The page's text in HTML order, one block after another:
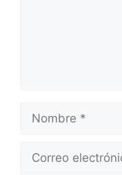
Nombre
Correo